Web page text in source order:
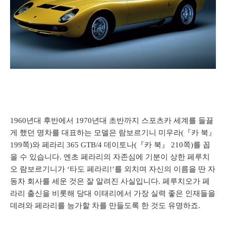
1960년대 후반에서 1970년대 초반까지 스포츠카 세계를 들끓
게 했던 명차를 대표하는 모델은 람보르기니 미우라(『카 북』
199쪽)와 페라리 365 GTB/4 데이토나(『카 북』 210쪽)를 꼽
을 수 있습니다. 엔초 페라리의 자존심에 기분이 상한 페루치
오 람보르기니가 ‘타도 페라리!’를 외치며 자신의 이름을 딴 자
동차 회사를 세운 것은 잘 알려진 사실입니다. 페루치오가 페
라리 출신을 비롯해 당대 이태리에서 가장 실력 좋은 인재들을
데려와 페라리를 능가할 차를 만들도록 한 것도 유명하죠.